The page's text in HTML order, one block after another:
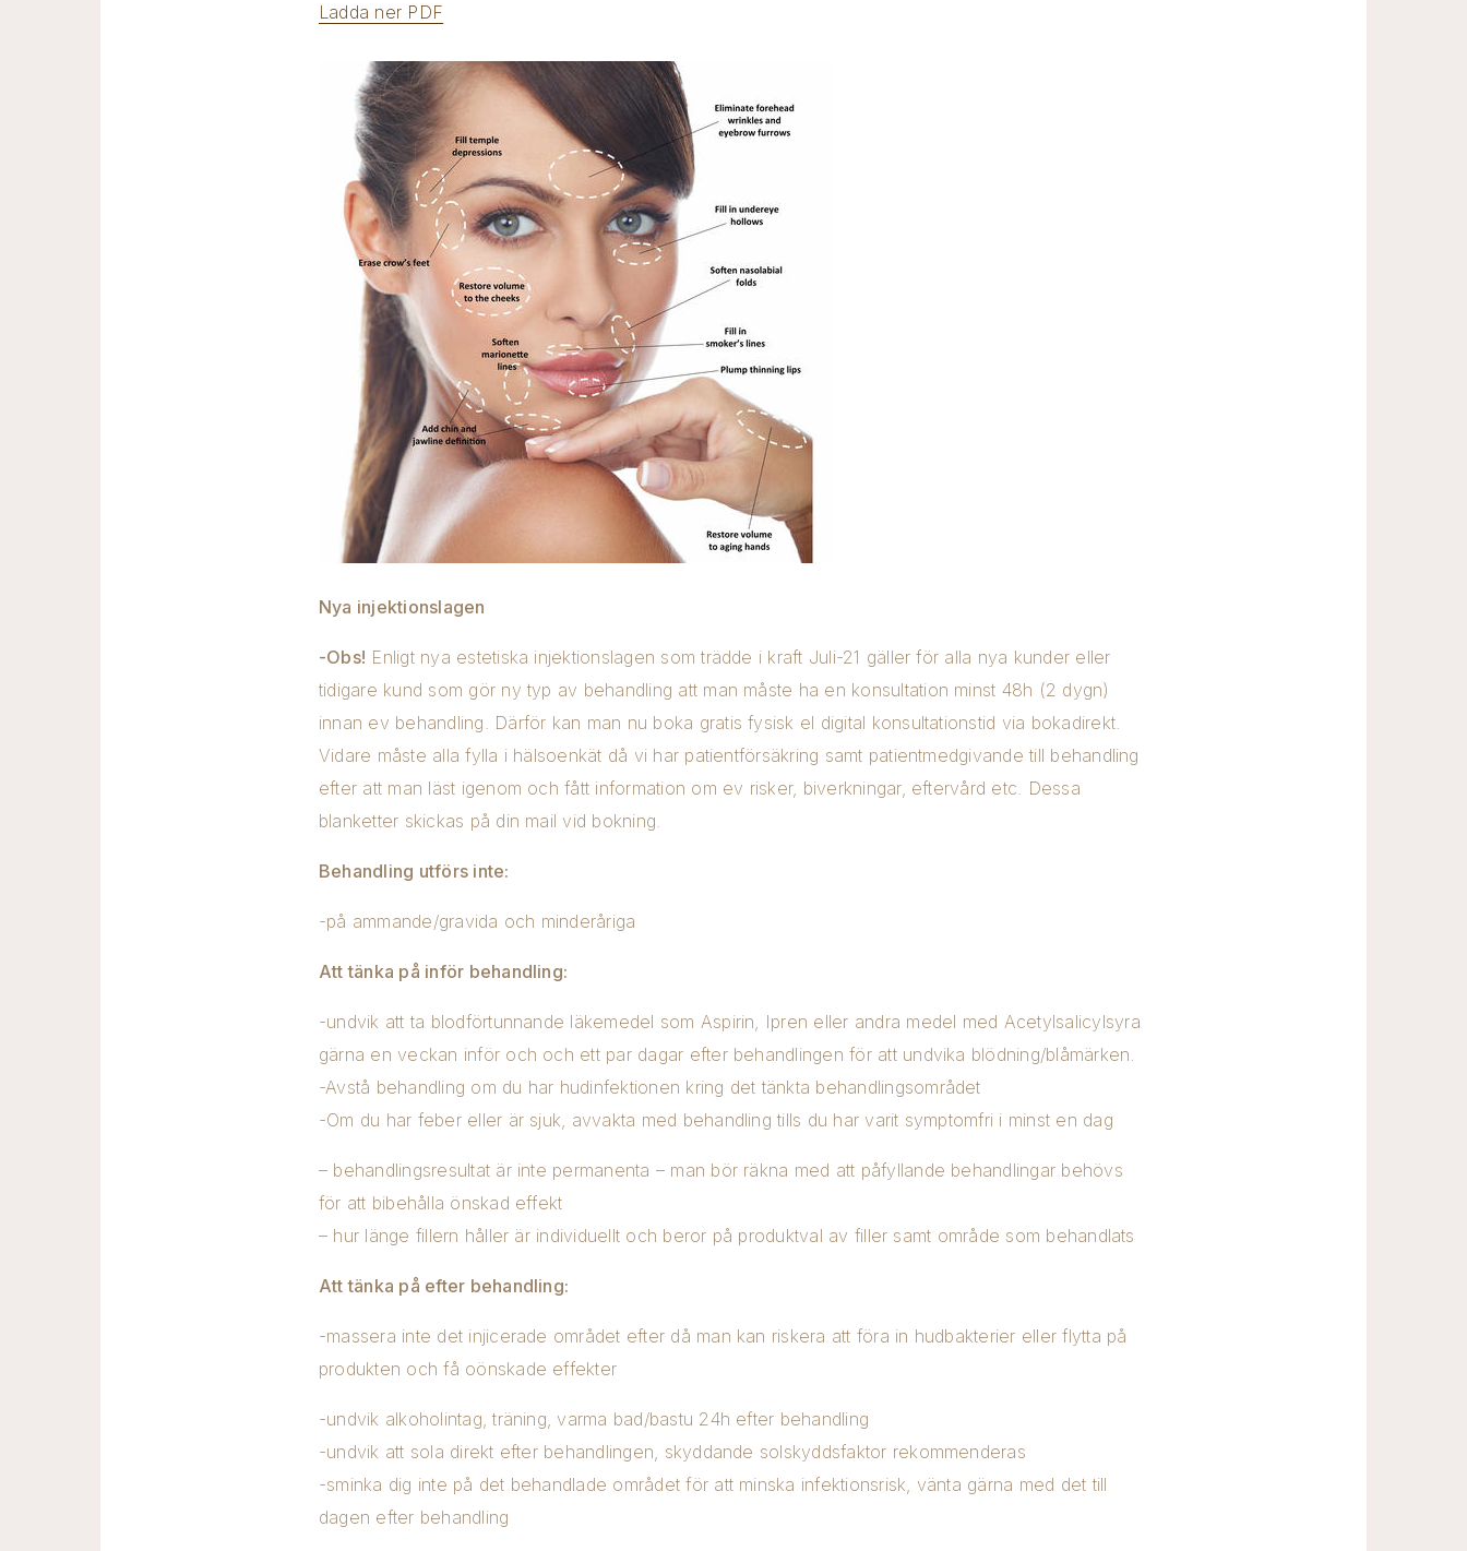
Ladda ner PDF
Nya injektionslagen
-Obs! Enligt nya estetiska injektionslagen som trädde i kraft Juli-21 gäller för alla nya kunder eller
tidigare kund som gör ny typ av behandling att man måste ha en konsultation minst 48h (2 dygn)
innan ev behandling. Därför kan man nu boka gratis fysisk el digital konsultationstid via bokadirekt.
Vidare måste alla fylla i hälsoenkät då vi har patientförsäkring samt patientmedgivande till behandling
efter att man läst igenom och fått information om ev risker, biverkningar, eftervård etc. Dessa
blanketter skickas på din mail vid bokning.
Behandling utförs inte:
-på ammande/gravida och minderåriga
Att tänka på inför behandling:
-undvik att ta blodförtunnande läkemedel som Aspirin, Ipren eller andra medel med Acetylsalicylsyra
gärna en veckan inför och och ett par dagar efter behandlingen för att undvika blödning/blåmärken.
-Avstå behandling om du har hudinfektionen kring det tänkta behandlingsområdet
-Om du har feber eller är sjuk, avvakta med behandling tills du har varit symptomfri i minst en dag
– behandlingsresultat är inte permanenta – man bör räkna med att påfyllande behandlingar behövs
för att bibehålla önskad effekt
– hur länge fillern håller är individuellt och beror på produktval av filler samt område som behandlats
Att tänka på efter behandling:
-massera inte det injicerade området efter då man kan riskera att föra in hudbakterier eller flytta på
produkten och få oönskade effekter
-undvik alkoholintag, träning, varma bad/bastu 24h efter behandling
-undvik att sola direkt efter behandlingen, skyddande solskyddsfaktor rekommenderas
-sminka dig inte på det behandlade området för att minska infektionsrisk, vänta gärna med det till
dagen efter behandling